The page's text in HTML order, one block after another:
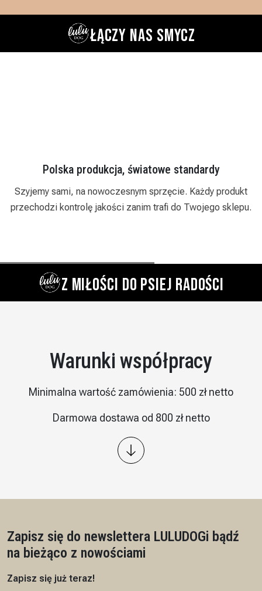
ŁĄCZY NAS SMYCZ
Polska produkcja, światowe standardy
Szyjemy sami, na nowoczesnym sprzęcie. Każdy produkt
przechodzi kontrolę jakości zanim trafi do Twojego sklepu.
Z MIŁOŚCI DO PSIEJ RADOŚCI
Warunki współpracy
Minimalna wartość zamówienia: 500 zł netto
Darmowa dostawa od 800 zł netto
Wysyłka: kurier InPost
Zapisz się do newslettera LULUDOGi bądź
na bieżąco z nowościami
Zapisz się już teraz!